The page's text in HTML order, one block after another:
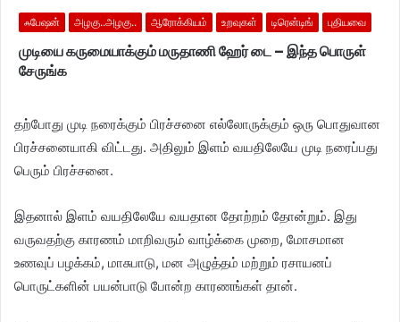
ஃபேஷன் அழகு..அழகு.. ஆரோக்கியம் உறவுகள் டிரென்டிங் புதியவை
முடியை கருமையாக்கும் மருதாணி ஹேர் டை – இந்த பொருள்
சேருங்க
தற்போது முடி நரைக்கும் பிரச்சனை எல்லோருக்கும் ஒரு பொதுவான
பிரச்சனையாகி விட்டது. அதிலும் இளம் வயதிலேயே முடி நரைப்பது
பெரும் பிரச்சனை.
இதனால் இளம் வயதிலேயே வயதான தோற்றம் தோன்றும். இது
வருவதற்கு காரணம் மாறிவரும் வாழ்க்கை முறை, மோசமான
உணவுப் பழக்கம், மாசுபாடு, மன அழுத்தம் மற்றும் ரசாயனப்
பொருட்களின் பயன்பாடு போன்ற காரணங்கள் தான்.